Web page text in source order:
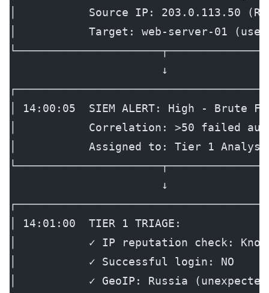
│           Source IP: 203.0.113.50
│           Target: web-server-01
                       ↓
│ 14:00:05  SIEM ALERT: High -
│           Correlation: >50 failed
│           Assigned to: Tier 1
                       ↓
│ 14:01:00  TIER 1 TRIAGE:
│           ✓ IP reputation check:
│           ✓ Successful login:
│           ✓ GeoIP: Russia